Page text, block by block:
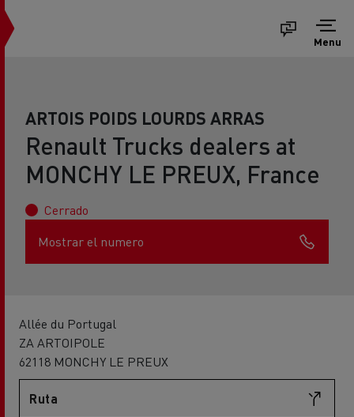
Menu
ARTOIS POIDS LOURDS ARRAS
Renault Trucks dealers at
MONCHY LE PREUX, France
Cerrado
Mostrar el numero
Allée du Portugal
ZA ARTOIPOLE
62118 MONCHY LE PREUX
Ruta